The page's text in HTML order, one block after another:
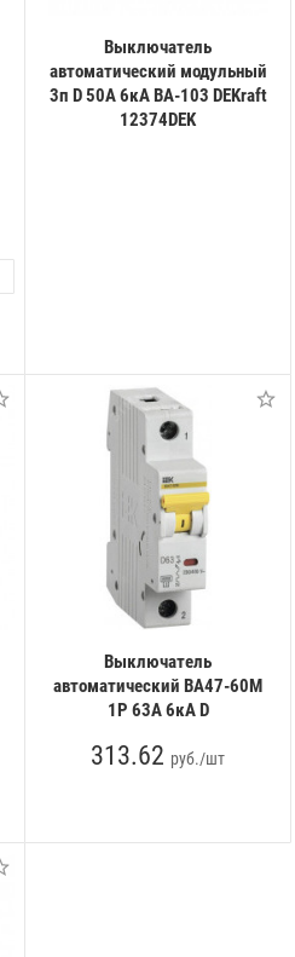
Выключатель
автоматический модульный
3п D 50А 6кА ВА-103 DEKraft
12374DEK
Выключатель
автоматический ВА47-60M
1Р 63А 6кА D
313.62 руб./шт